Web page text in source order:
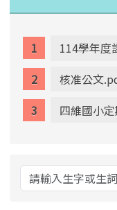
114學年度
核准公文
四維國小